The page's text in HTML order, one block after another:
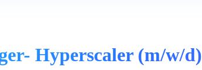
Hyperscaler (m/w/d)